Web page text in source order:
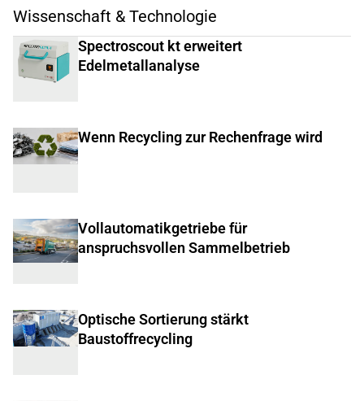
Wissenschaft & Technologie
Spectroscout kt erweitert
Edelmetallanalyse
Wenn Recycling zur Rechenfrage wird
Vollautomatikgetriebe für
anspruchsvollen Sammelbetrieb
Optische Sortierung stärkt
Baustoffrecycling